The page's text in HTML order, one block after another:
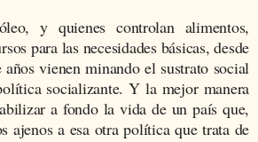
y quienes controlan alimentos,
para las necesidades básicas, desde
vienen minando el sustrato social
socializante. Y la mejor manera
a fondo la vida de un país que,
ajenos a esa otra política que trata de